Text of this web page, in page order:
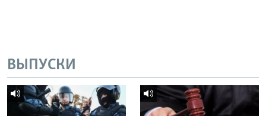
ВЫПУСКИ